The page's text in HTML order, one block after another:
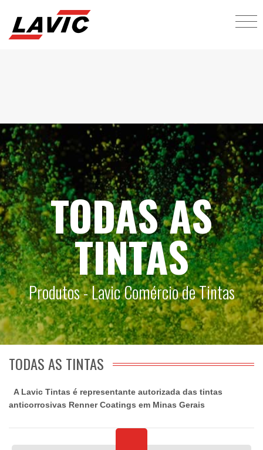
TODAS AS
TINTAS
Produtos - Lavic Comércio de Tintas
TODAS AS TINTAS
A Lavic Tintas é representante autorizada das tintas
anticorrosivas Renner Coatings em Minas Gerais